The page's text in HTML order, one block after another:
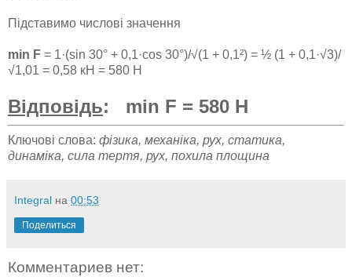
Підставимо числові значення
min F = 1·(sin 30° + 0,1·cos 30°)/√(1 + 0,1²) = ½ (1 + 0,1·√3)/
√1,01 = 0,58 кН = 580 Н
Відповідь: min F = 580 Н
Ключові слова: фізика, механіка, рух, статика,
динаміка, сила тертя, рух, похила площина
Integral на 00:53
Поделиться
Комментариев нет: